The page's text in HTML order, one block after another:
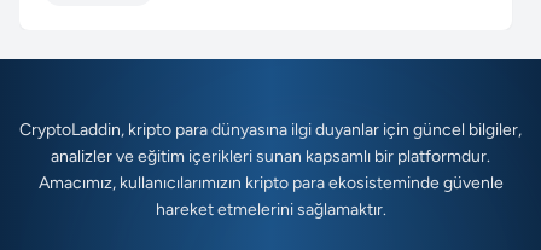
CryptoLaddin, kripto para dünyasına ilgi duyanlar için güncel bilgiler,
analizler ve eğitim içerikleri sunan kapsamlı bir platformdur.
Amacımız, kullanıcılarımızın kripto para ekosisteminde güvenle
hareket etmelerini sağlamaktır.